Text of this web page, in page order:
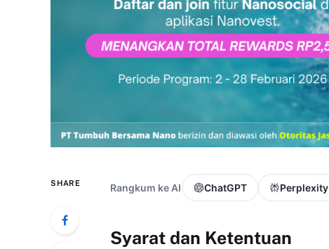
SHARE Rangkum ke AI ChatGPT Perplexity
Syarat dan Ketentuan